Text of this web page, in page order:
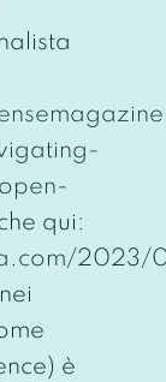
qui:
2023/
è